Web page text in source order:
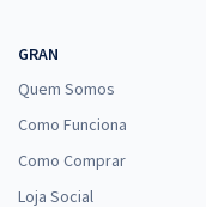
GRAN
Quem Somos
Como Funciona
Como Comprar
Loja Social